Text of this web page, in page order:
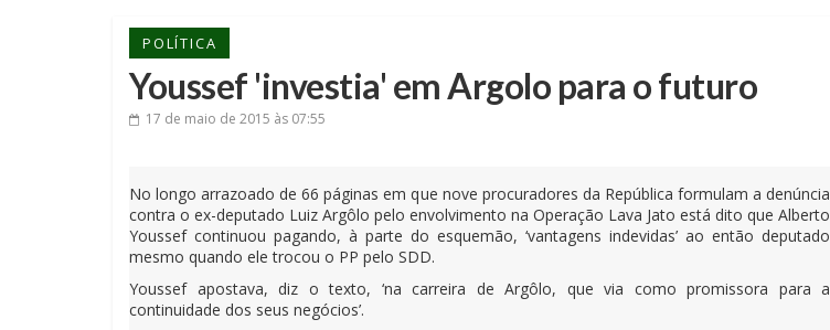
POLÍTICA
Youssef 'investia' em Argolo para o futuro
17 de maio de 2015 às 07:55
No longo arrazoado de 66 páginas em que nove procuradores da República formulam a denúncia
contra o ex-deputado Luiz Argôlo pelo envolvimento na Operação Lava Jato está dito que Alberto
Youssef continuou pagando, à parte do esquemão, ‘vantagens indevidas’ ao então deputado
mesmo quando ele trocou o PP pelo SDD.
Youssef apostava, diz o texto, ‘na carreira de Argôlo, que via como promissora para a
continuidade dos seus negócios’.